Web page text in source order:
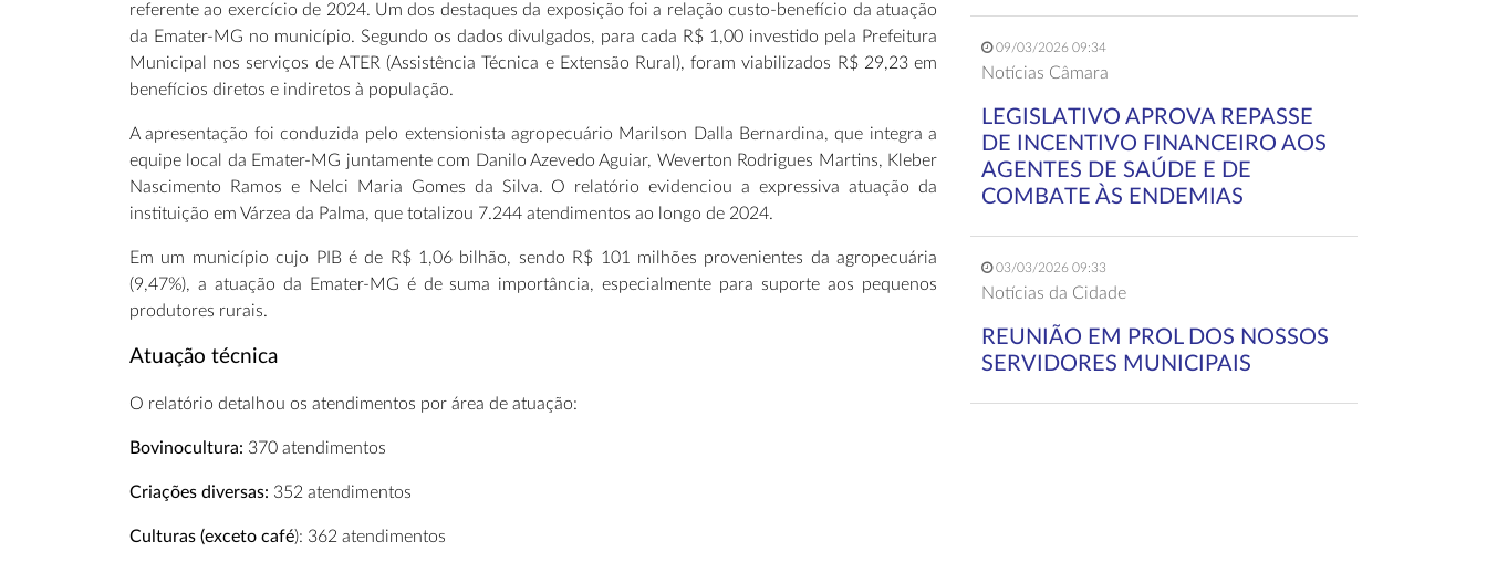
referente ao exercício de 2024. Um dos destaques da exposição foi a relação custo-benefício da atuação
da Emater-MG no município. Segundo os dados divulgados, para cada R$ 1,00 investido pela Prefeitura
Municipal nos serviços de ATER (Assistência Técnica e Extensão Rural), foram viabilizados R$ 29,23 em
benefícios diretos e indiretos à população.
A apresentação foi conduzida pelo extensionista agropecuário Marilson Dalla Bernardina, que integra a
equipe local da Emater-MG juntamente com Danilo Azevedo Aguiar, Weverton Rodrigues Martins, Kleber
Nascimento Ramos e Nelci Maria Gomes da Silva. O relatório evidenciou a expressiva atuação da
instituição em Várzea da Palma, que totalizou 7.244 atendimentos ao longo de 2024.
Em um município cujo PIB é de R$ 1,06 bilhão, sendo R$ 101 milhões provenientes da agropecuária
(9,47%), a atuação da Emater-MG é de suma importância, especialmente para suporte aos pequenos
produtores rurais.
Atuação técnica
O relatório detalhou os atendimentos por área de atuação:
Bovinocultura: 370 atendimentos
Criações diversas: 352 atendimentos
Culturas (exceto café): 362 atendimentos
09/03/2026 09:34
Notícias Câmara
LEGISLATIVO APROVA REPASSE
DE INCENTIVO FINANCEIRO AOS
AGENTES DE SAÚDE E DE
COMBATE ÀS ENDEMIAS
03/03/2026 09:33
Notícias da Cidade
REUNIÃO EM PROL DOS NOSSOS
SERVIDORES MUNICIPAIS